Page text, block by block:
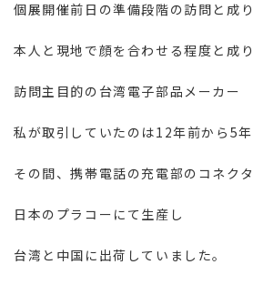
個展開催前日の準備段階の訪問と成り
本人と現地で顔を合わせる程度と成り
訪問主目的の台湾電子部品メーカー
私が取引していたのは12年前から5
その間、携帯電話の充電部のコネク
日本のプラコーにて生産し
台湾と中国に出荷していました。